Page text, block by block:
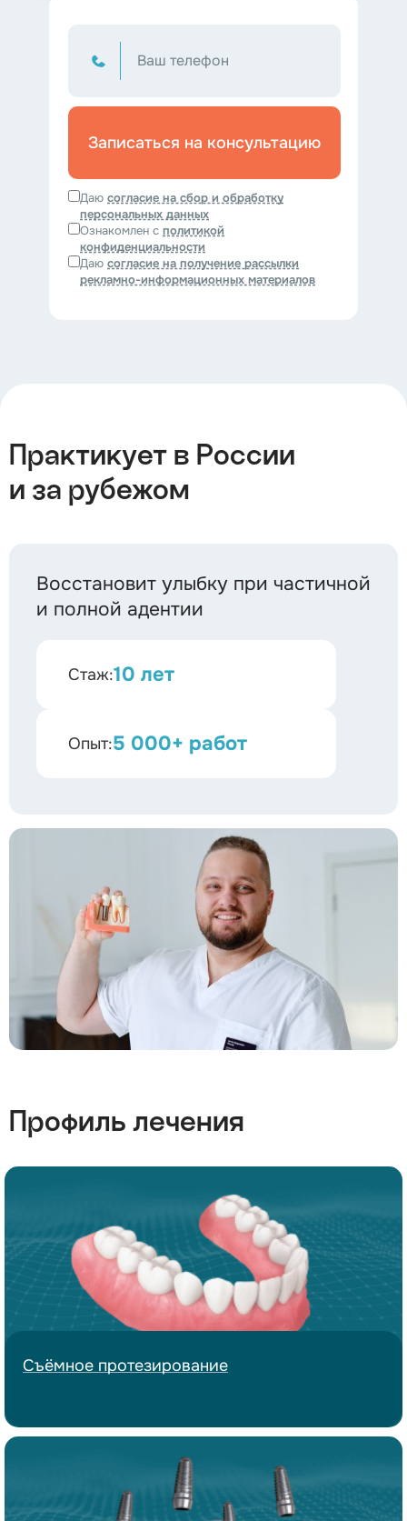
Записаться на консультацию
Даю согласие на сбор и обработку
персональных данных
Ознакомлен с политикой
конфиденциальности
Даю согласие на получение рассылки
рекламно-информационных материалов
Практикует в России
и за рубежом
Восстановит улыбку при частичной
и полной адентии
Стаж:10 лет
Опыт:5 000+ работ
Профиль лечения
Съёмное протезирование